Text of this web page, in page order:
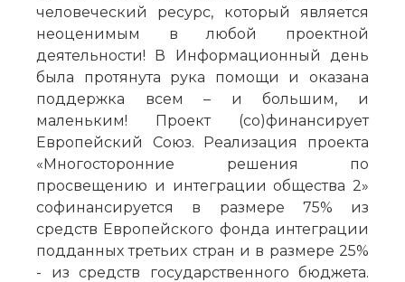
человеческий ресурс, который является
неоценимым в любой проектной
деятельности! В Информационный день
была протянута рука помощи и оказана
поддержка всем – и большим, и
маленьким! Проект (со)финансирует
Европейский Союз. Реализация проекта
«Многосторонние решения по
просвещению и интеграции общества 2»
софинансируется в размере 75% из
средств Европейского фонда интеграции
подданных третьих стран и в размере 25%
- из средств государственного бюджета.